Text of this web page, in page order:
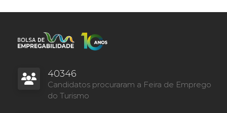
40346
Candidatos procuraram a Feira de Emprego
do Turismo